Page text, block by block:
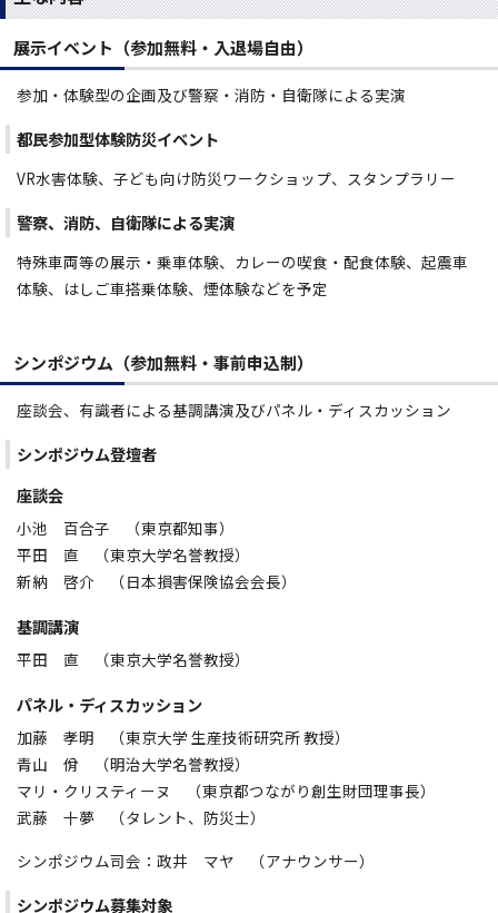
展示イベント（参加無料・入退場自由）
参加・体験型の企画及び警察・消防・自衛隊による実演
都民参加型体験防災イベント
VR水害体験、子ども向け防災ワークショップ、スタンプラリー
警察、消防、自衛隊による実演
特殊車両等の展示・乗車体験、カレーの喫食・配食体験、起震車
体験、はしご車搭乗体験、煙体験などを予定
シンポジウム（参加無料・事前申込制）
座談会、有識者による基調講演及びパネル・ディスカッション
シンポジウム登壇者
座談会
小池 百合子 （東京都知事）
平田 直 （東京大学名誉教授）
新納 啓介 （日本損害保険協会会長）
基調講演
平田 直 （東京大学名誉教授）
パネル・ディスカッション
加藤 孝明 （東京大学 生産技術研究所 教授）
青山 佾 （明治大学名誉教授）
マリ・クリスティーヌ （東京都つながり創生財団理事長）
武藤 十夢 （タレント、防災士）
シンポジウム司会：政井 マヤ （アナウンサー）
シンポジウム募集対象